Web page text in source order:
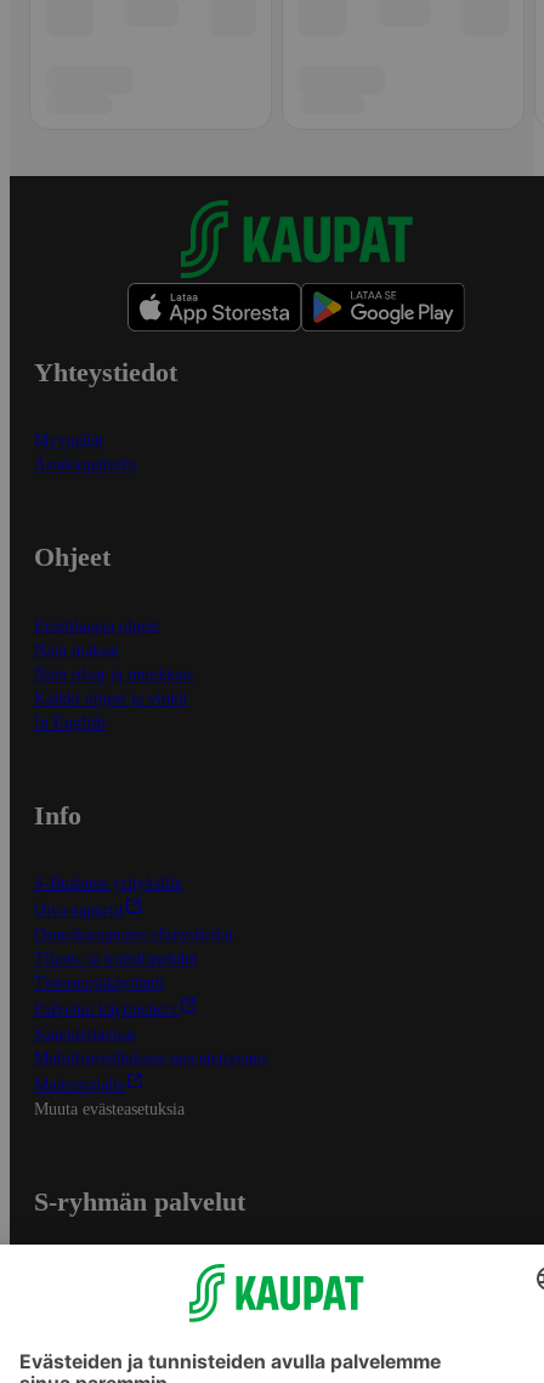
Yhteystiedot
Myymälät
Asiakaspalvelu
Ohjeet
Ensitilaajan ohjeet
Näin maksat
Näin tilaat ja muokkaat
Kaikki ohjeet ja vinkit
In English
Info
S-Business yrityksille
Oiva-raportit
Osuuskauppojen yhteystiedot
Tilaus- ja toimitusehdot
Tietosuojakäytäntö
Palvelun käyttöehdot
Saavutettavuus
Mobiilisovelluksen saavutettavuus
Mainostajalle
Muuta evästeasetuksia
S-ryhmän palvelut
Yhteishyvä Ruoka -sovellus
S-ostoslista -sovellus